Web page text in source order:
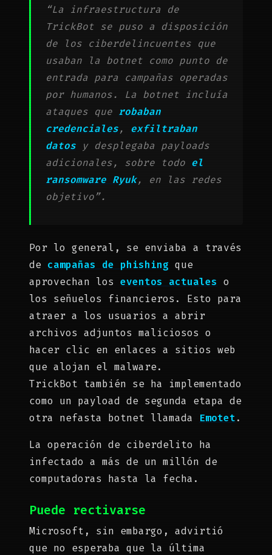
“La infraestructura de
TrickBot se puso a disposición
de los ciberdelincuentes que
usaban la botnet como punto de
entrada para campañas operadas
por humanos. La botnet incluía
ataques que robaban
credenciales, exfiltraban
datos y desplegaba payloads
adicionales, sobre todo el
ransomware Ryuk, en las redes
objetivo”.
Por lo general, se enviaba a través
de campañas de phishing que
aprovechan los eventos actuales o
los señuelos financieros. Esto para
atraer a los usuarios a abrir
archivos adjuntos maliciosos o
hacer clic en enlaces a sitios web
que alojan el malware.
TrickBot también se ha implementado
como un payload de segunda etapa de
otra nefasta botnet llamada Emotet.
La operación de ciberdelito ha
infectado a más de un millón de
computadoras hasta la fecha.
Puede rectivarse
Microsoft, sin embargo, advirtió
que no esperaba que la última